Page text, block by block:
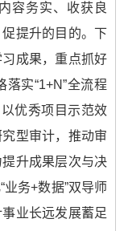
容务实、收获良
提升的目的。下
成果，重点抓好
实“1+N”全流程
优秀项目示范效
型审计，推动审
升成果层次与决
务+数据”双导师
业长远发展蓄足